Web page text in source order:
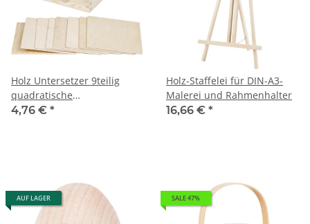
Holz Untersetzer 9teilig
quadratische
Glasuntersetzer
4,76 € *
Holz-Staffelei für DIN-A3-
Malerei und Rahmenhalter
16,66 € *
AUF LAGER SALE 47%